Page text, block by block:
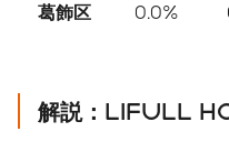
葛飾区
0.0%
解説： LIFULL